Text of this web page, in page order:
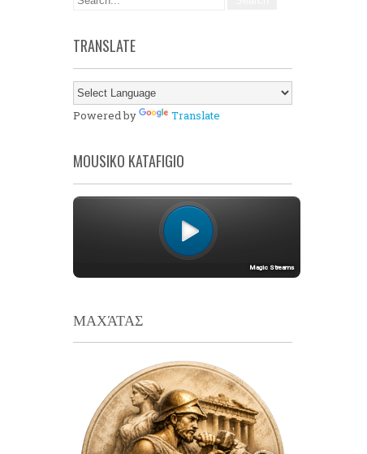
TRANSLATE
Powered by Translate
MOUSIKO KATAFIGIO
ΜΑΧΆΤΑΣ